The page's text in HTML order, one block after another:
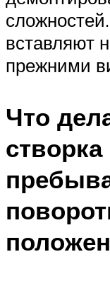
вставляют
прежними
Что